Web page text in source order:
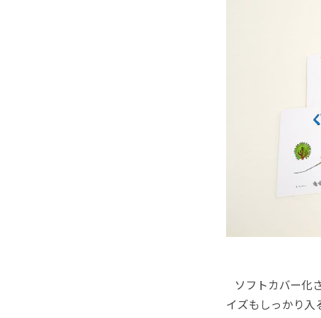
ソフトカバー化
イズもしっかり入